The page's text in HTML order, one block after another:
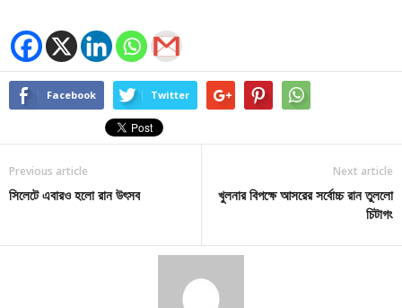
Facebook Twitter
Previous article
সিলেটে এবারও হলো রান উৎসব
Next article
খুলনার বিপক্ষে আসরের সর্বোচ্চ রান তুললো
চিটাগং